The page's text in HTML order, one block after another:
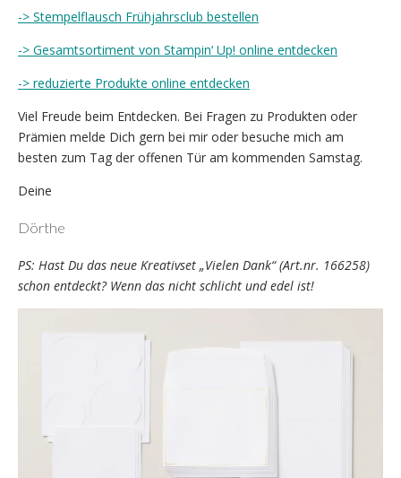
-> Stempelflausch Frühjahrsclub bestellen
-> Gesamtsortiment von Stampin‘ Up! online entdecken
-> reduzierte Produkte online entdecken
Viel Freude beim Entdecken. Bei Fragen zu Produkten oder
Prämien melde Dich gern bei mir oder besuche mich am
besten zum Tag der offenen Tür am kommenden Samstag.
Deine
Dörthe
PS: Hast Du das neue Kreativset „Vielen Dank“ (Art.nr. 166258)
schon entdeckt? Wenn das nicht schlicht und edel ist!